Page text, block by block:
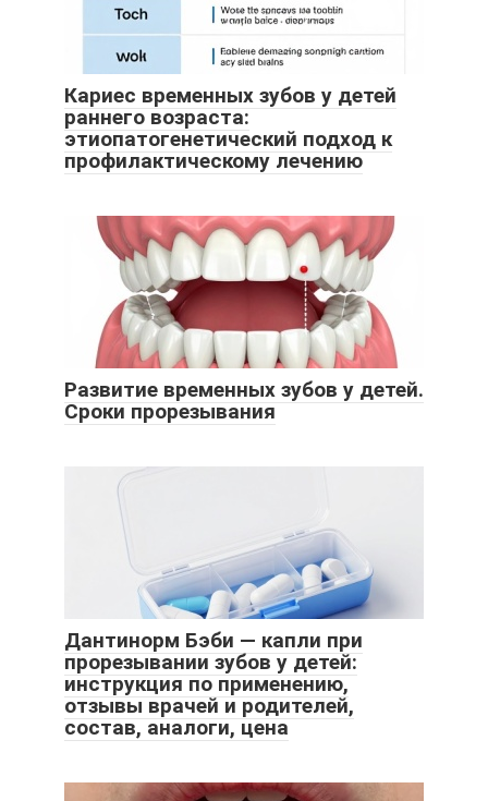
Кариес временных зубов у детей
раннего возраста:
этиопатогенетический подход к
профилактическому лечению
Развитие временных зубов у детей.
Сроки прорезывания
Дантинорм Бэби — капли при
прорезывании зубов у детей:
инструкция по применению,
отзывы врачей и родителей,
состав, аналоги, цена